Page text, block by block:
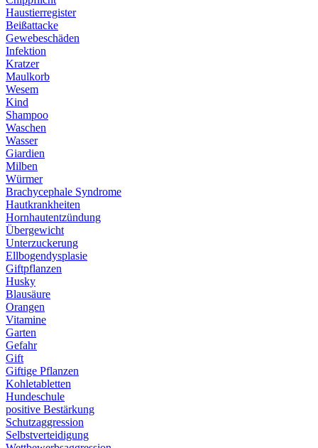
Haustierregister
Beißattacke
Gewebeschäden
Infektion
Kratzer
Maulkorb
Wesem
Kind
Shampoo
Waschen
Wasser
Giardien
Milben
Würmer
Brachycephale Syndrome
Hautkrankheiten
Hornhautentzündung
Übergewicht
Unterzuckerung
Ellbogendysplasie
Giftpflanzen
Husky
Blausäure
Orangen
Vitamine
Garten
Gefahr
Gift
Giftige Pflanzen
Kohletabletten
Hundeschule
positive Bestärkung
Schutzaggression
Selbstverteidigung